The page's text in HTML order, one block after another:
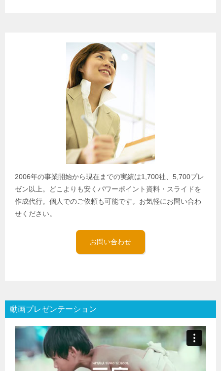
2006年の事業開始から現在までの実績は1,700社、5,700プレ
ゼン以上。どこよりも安くパワーポイント資料・スライドを
作成代行。個人でのご依頼も可能です。お気軽にお問い合わ
せください。
お問い合わせ
動画プレゼンテーション